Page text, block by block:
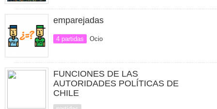
emparejadas
4 partidas Ocio
FUNCIONES DE LAS
AUTORIDADES POLÍTICAS DE
CHILE